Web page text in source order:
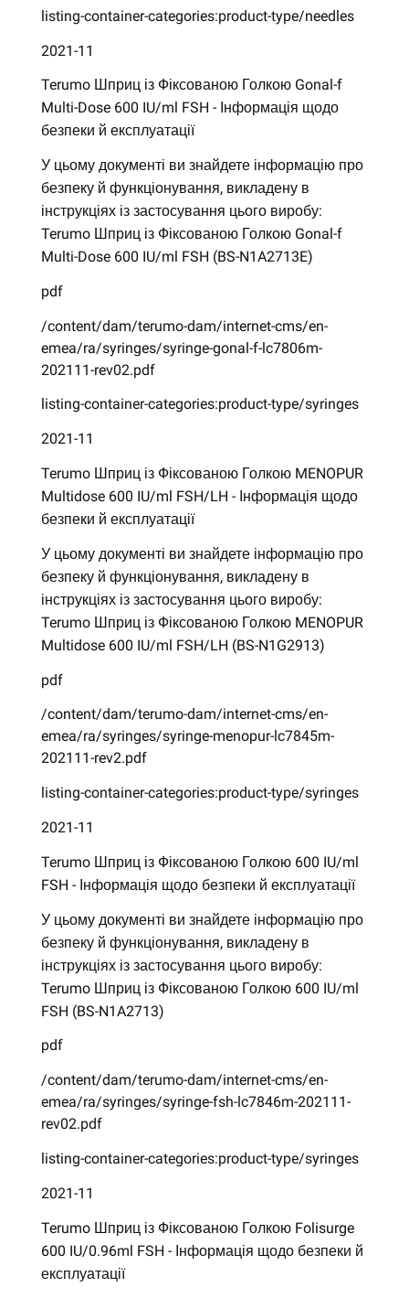
listing-container-categories:product-type/needles
2021-11
Terumo Шприц із Фіксованою Голкою Gonal-f
Multi-Dose 600 IU/ml FSH - Інформація щодо
безпеки й експлуатації
У цьому документі ви знайдете інформацію про
безпеку й функціонування, викладену в
інструкціях із застосування цього виробу:
Terumo Шприц із Фіксованою Голкою Gonal-f
Multi-Dose 600 IU/ml FSH (BS-N1A2713E)
pdf
/content/dam/terumo-dam/internet-cms/en-
emea/ra/syringes/syringe-gonal-f-lc7806m-
202111-rev02.pdf
listing-container-categories:product-type/syringes
2021-11
Terumo Шприц із Фіксованою Голкою MENOPUR
Multidose 600 IU/ml FSH/LH - Інформація щодо
безпеки й експлуатації
У цьому документі ви знайдете інформацію про
безпеку й функціонування, викладену в
інструкціях із застосування цього виробу:
Terumo Шприц із Фіксованою Голкою MENOPUR
Multidose 600 IU/ml FSH/LH (BS-N1G2913)
pdf
/content/dam/terumo-dam/internet-cms/en-
emea/ra/syringes/syringe-menopur-lc7845m-
202111-rev2.pdf
listing-container-categories:product-type/syringes
2021-11
Terumo Шприц із Фіксованою Голкою 600 IU/ml
FSH - Інформація щодо безпеки й експлуатації
У цьому документі ви знайдете інформацію про
безпеку й функціонування, викладену в
інструкціях із застосування цього виробу:
Terumo Шприц із Фіксованою Голкою 600 IU/ml
FSH (BS-N1A2713)
pdf
/content/dam/terumo-dam/internet-cms/en-
emea/ra/syringes/syringe-fsh-lc7846m-202111-
rev02.pdf
listing-container-categories:product-type/syringes
2021-11
Terumo Шприц із Фіксованою Голкою Folisurge
600 IU/0.96ml FSH - Інформація щодо безпеки й
експлуатації